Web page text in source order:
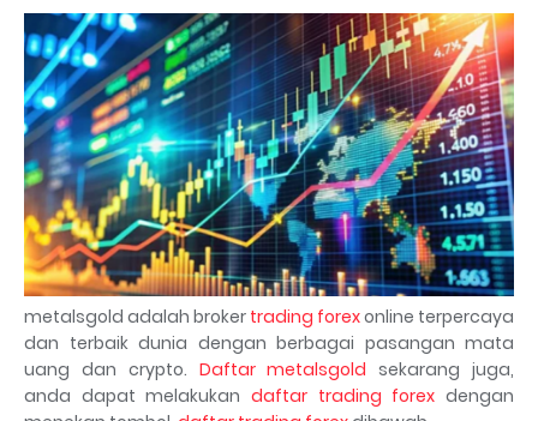
metalsgold adalah broker trading forexonline terpercaya
dan terbaik dunia dengan berbagai pasangan mata
uang dan crypto. Daftar metalsgold sekarang juga,
anda dapat melakukan daftar trading forex dengan